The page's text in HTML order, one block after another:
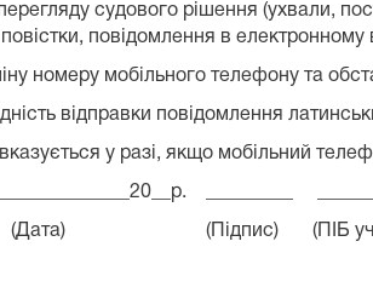
судового рішення (ухвали,
повістки, повідомлення в
номеру мобільного телефону та
відправки повідомлення
вказується у разі, якщо мобільний
_________
(Підпис) (ПІБ учасника